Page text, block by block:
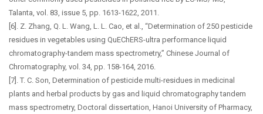
Talanta, vol. 83, issue 5, pp. 1613-1622, 2011.
[6]. Z. Zhang, Q. L. Wang, L. L. Cao, et al., “Determination of 250 pesticide
residues in vegetables using QuEChERS-ultra performance liquid
chromatography-tandem mass spectrometry,” Chinese Journal of
Chromatography, vol. 34, pp. 158-164, 2016.
[7]. T. C. Son, Determination of pesticide multi-residues in medicinal
plants and herbal products by gas and liquid chromatography tandem
mass spectrometry, Doctoral dissertation, Hanoi University of Pharmacy,